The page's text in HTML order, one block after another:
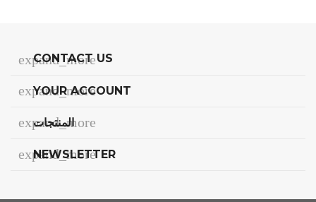
CONTACT US
expand_more
YOUR ACCOUNT
expand_more
المنتجات
expand_more
NEWSLETTER
expand_more